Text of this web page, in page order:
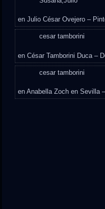
enJulio César Ovejero –
cesar tamborini
enCésar Tamborini Duca –
cesar tamborini
enAnabella Zoch en Sevilla